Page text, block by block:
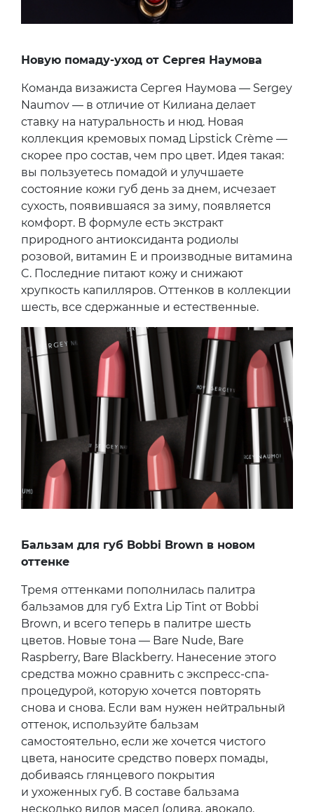
Новую помаду-уход от Сергея Наумова
Команда визажиста Сергея Наумова — Sergey
Naumov — в отличие от Килиана делает
ставку на натуральность и нюд. Новая
коллекция кремовых помад Lipstick Crème —
скорее про состав, чем про цвет. Идея такая:
вы пользуетесь помадой и улучшаете
состояние кожи губ день за днем, исчезает
сухость, появившаяся за зиму, появляется
комфорт. В формуле есть экстракт
природного антиоксиданта родиолы
розовой, витамин Е и производные витамина
C. Последние питают кожу и снижают
хрупкость капилляров. Оттенков в коллекции
шесть, все сдержанные и естественные.
Бальзам для губ Bobbi Brown в новом
оттенке
Тремя оттенками пополнилась палитра
бальзамов для губ Extra Lip Tint от Bobbi
Brown, и всего теперь в палитре шесть
цветов. Новые тона — Bare Nude, Bare
Raspberry, Bare Blackberry. Нанесение этого
средства можно сравнить с экспресс-спа-
процедурой, которую хочется повторять
снова и снова. Если вам нужен нейтральный
оттенок, используйте бальзам
самостоятельно, если же хочется чистого
цвета, наносите средство поверх помады,
добиваясь глянцевого покрытия
и ухоженных губ. В составе бальзама
несколько видов масел (олива, авокадо,